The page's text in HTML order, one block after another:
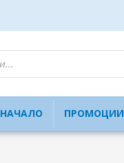
НАЧАЛО ПРОМОЦИИ